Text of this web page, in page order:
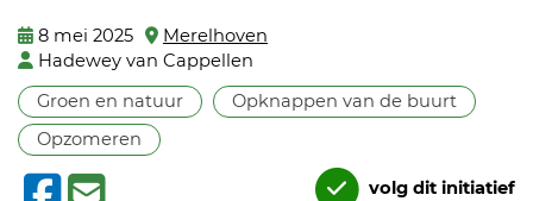
8 mei 2025
Merelhoven
Hadewey van Cappellen
Groen en natuur
Opknappen van de buurt
Opzomeren
volg dit initiatief